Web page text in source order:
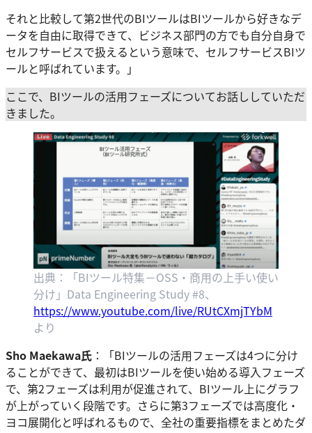
それと比較して第2世代のBIツールはBIツールから好きなデ
ータを自由に取得できて、ビジネス部門の方でも自分自身で
セルフサービスで扱えるという意味で、セルフサービスBIツ
ールと呼ばれています。」
ここで、BIツールの活用フェーズについてお話ししていただ
きました。
出典：「BIツール特集－OSS・商用の上手い使い
分け」Data Engineering Study #8、
https://www.youtube.com/live/RUtCXmjTYbM
より
Sho Maekawa氏 ：「BIツールの活用フェーズは4つに分け
ることができて、最初はBIツールを使い始める導入フェーズ
で、第2フェーズは利用が促進されて、BIツール上にグラフ
が上がっていく段階です。さらに第3フェーズでは高度化・
ヨコ展開化と呼ばれるもので、全社の重要指標をまとめたダ